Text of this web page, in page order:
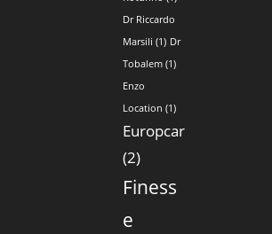
Dr Riccardo
Marsili (1) Dr
Tobalem (1)
Enzo
Location (1)
Europcar
(2)
Finess
e